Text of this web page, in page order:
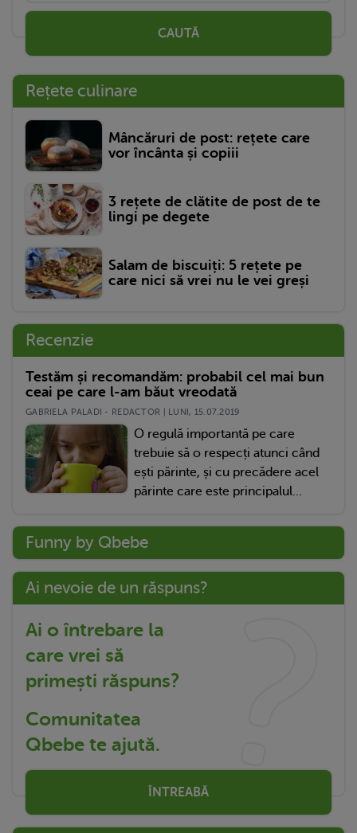
CAUTĂ
Rețete culinare
Mâncăruri de post: rețete care
vor încânta și copiii
3 rețete de clătite de post de te
lingi pe degete
Salam de biscuiți: 5 rețete pe
care nici să vrei nu le vei greși
Recenzie
Testăm și recomandăm: probabil cel mai bun
ceai pe care l-am băut vreodată
GABRIELA PALADI - REDACTOR | LUNI, 15.07.2019
O regulă importantă pe care
trebuie să o respecți atunci când
ești părinte, și cu precădere acel
părinte care este principalul...
Funny by Qbebe
Ai nevoie de un răspuns?
Ai o întrebare la
care vrei să
primești răspuns?
Comunitatea
Qbebe te ajută.
ÎNTREABĂ